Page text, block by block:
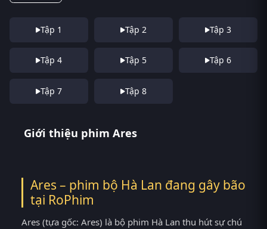
Tập 1 Tập 2 Tập 3
Tập 4 Tập 5 Tập 6
Tập 7 Tập 8
Giới thiệu phim Ares
Ares – phim bộ Hà Lan đang gây bão
tại RoPhim
Ares (tựa gốc: Ares) là bộ phim Hà Lan thu hút sự chú